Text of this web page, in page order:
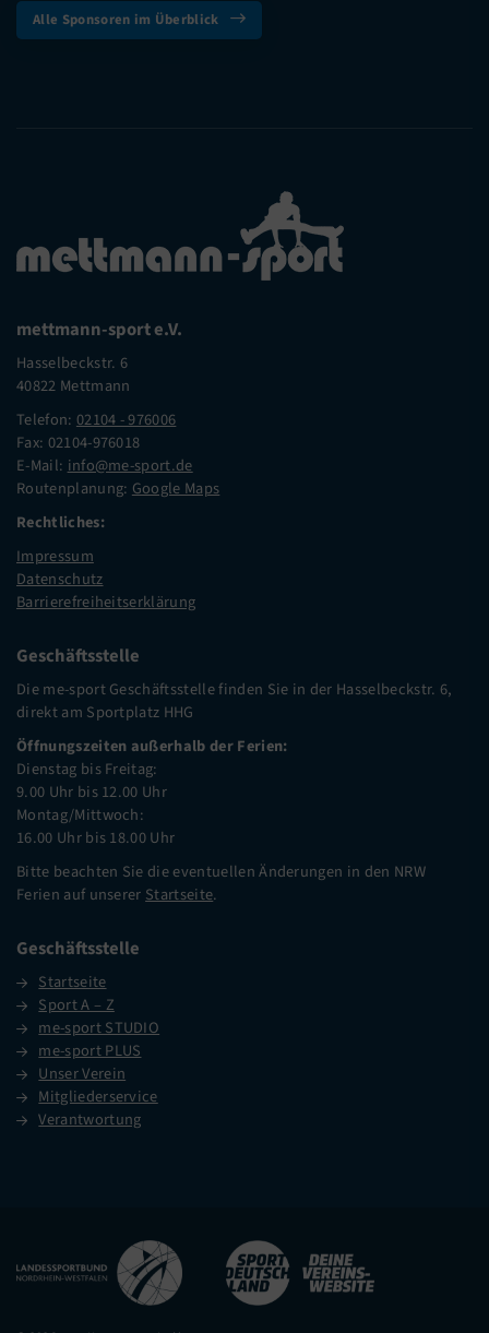
Alle Sponsoren im Überblick
mettmann-sport e.V.
Hasselbeckstr. 6
40822 Mettmann
Telefon: 02104 - 976006
Fax: 02104-976018
E-Mail: info@me-sport.de
Routenplanung: Google Maps
Rechtliches:
Impressum
Datenschutz
Barrierefreiheitserklärung
Geschäftsstelle
Die me-sport Geschäftsstelle finden Sie in der Hasselbeckstr. 6,
direkt am Sportplatz HHG
Öffnungszeiten außerhalb der Ferien:
Dienstag bis Freitag:
9.00 Uhr bis 12.00 Uhr
Montag/Mittwoch:
16.00 Uhr bis 18.00 Uhr
Bitte beachten Sie die eventuellen Änderungen in den NRW
Ferien auf unserer Startseite.
Geschäftsstelle
Startseite
Sport A – Z
me-sport STUDIO
me-sport PLUS
Unser Verein
Mitgliederservice
Verantwortung